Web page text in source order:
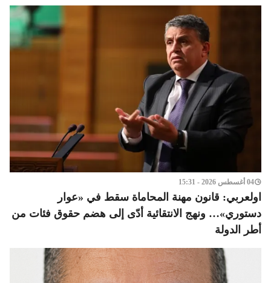
04 أغسطس 2026 - 15:31
اولعربي: قانون مهنة المحاماة سقط في «عوار
دستوري»… ونهج الانتقائية أدّى إلى هضم حقوق فئات من
أطر الدولة